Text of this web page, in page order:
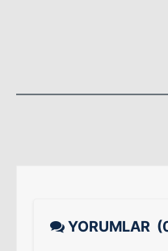
YORUMLAR